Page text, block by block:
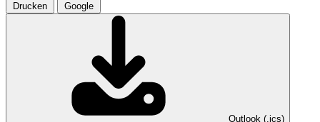
Drucken Google
Outlook (.ics)